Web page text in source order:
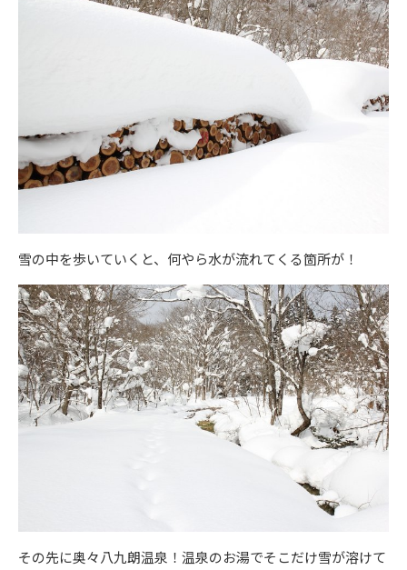
雪の中を歩いていくと、何やら水が流れてくる箇所が！
その先に奥々八九朗温泉！温泉のお湯でそこだけ雪が溶けて